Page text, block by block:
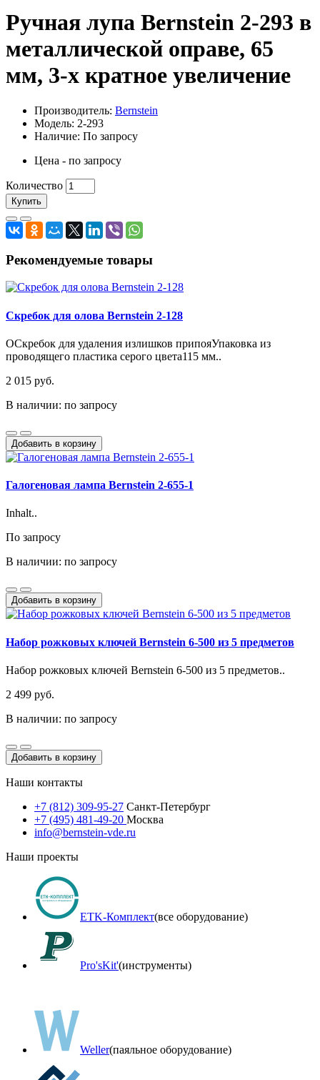
Ручная лупа Bernstein 2-293 в
металлической оправе, 65
мм, 3-х кратное увеличение
Производитель: Bernstein
Модель: 2-293
Наличие: По запросу
Цена - по запросу
Количество
Купить
Рекомендуемые товары
Скребок для олова Bernstein 2-128
ОСкребок для удаления излишков припояУпаковка из
проводящего пластика серого цвета115 мм..
2 015 руб.
В наличии: по запросу
Добавить в корзину
Галогеновая лампа Bernstein 2-655-1
Inhalt..
По запросу
В наличии: по запросу
Добавить в корзину
Набор рожковых ключей Bernstein 6-500 из 5 предметов
Набор рожковых ключей Bernstein 6-500 из 5 предметов..
2 499 руб.
В наличии: по запросу
Добавить в корзину
Наши контакты
+7 (812) 309-95-27 Санкт-Петербург
+7 (495) 481-49-20 Москва
info@bernstein-vde.ru
Наши проекты
ETK-Комплект(все оборудование)
Pro'sKit'(инструменты)
Weller(паяльное оборудование)